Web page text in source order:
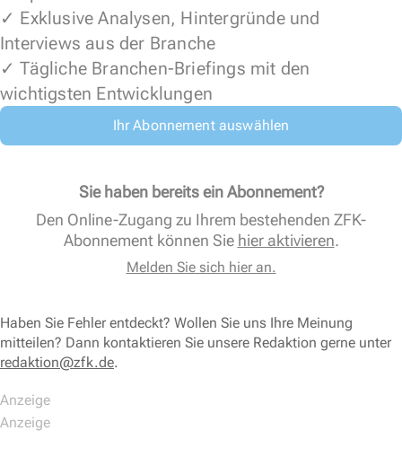
✓ Exklusive Analysen, Hintergründe und
Interviews aus der Branche
✓ Tägliche Branchen-Briefings mit den
wichtigsten Entwicklungen
Ihr Abonnement auswählen
Sie haben bereits ein Abonnement?
Den Online-Zugang zu Ihrem bestehenden ZFK-
Abonnement können Sie hier aktivieren.
Melden Sie sich hier an.
Haben Sie Fehler entdeckt? Wollen Sie uns Ihre Meinung
mitteilen? Dann kontaktieren Sie unsere Redaktion gerne unter
redaktion@zfk.de.